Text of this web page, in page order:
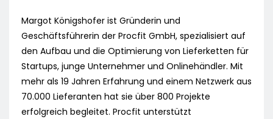
Margot Königshofer ist Gründerin und
Geschäftsführerin der Procfit GmbH, spezialisiert auf
den Aufbau und die Optimierung von Lieferketten für
Startups, junge Unternehmer und Onlinehändler. Mit
mehr als 19 Jahren Erfahrung und einem Netzwerk aus
70.000 Lieferanten hat sie über 800 Projekte
erfolgreich begleitet. Procfit unterstützt